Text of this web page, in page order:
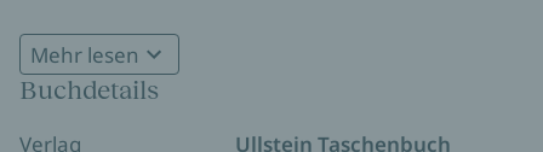
Doch brüchige Fundamente, eine Rebellion des
Adels und die stete Sorge, dass sein falsches Spiel
auffliegt, drohen sein Vorhaben zum Scheitern zu
bringen. Dann stellt ihn die Liebe zu einer jungen
Die Westminster Abbey ist seit dem Jahr 1066
Mehr lesen
Buchdetails
Verlag
Ullstein Taschenbuch